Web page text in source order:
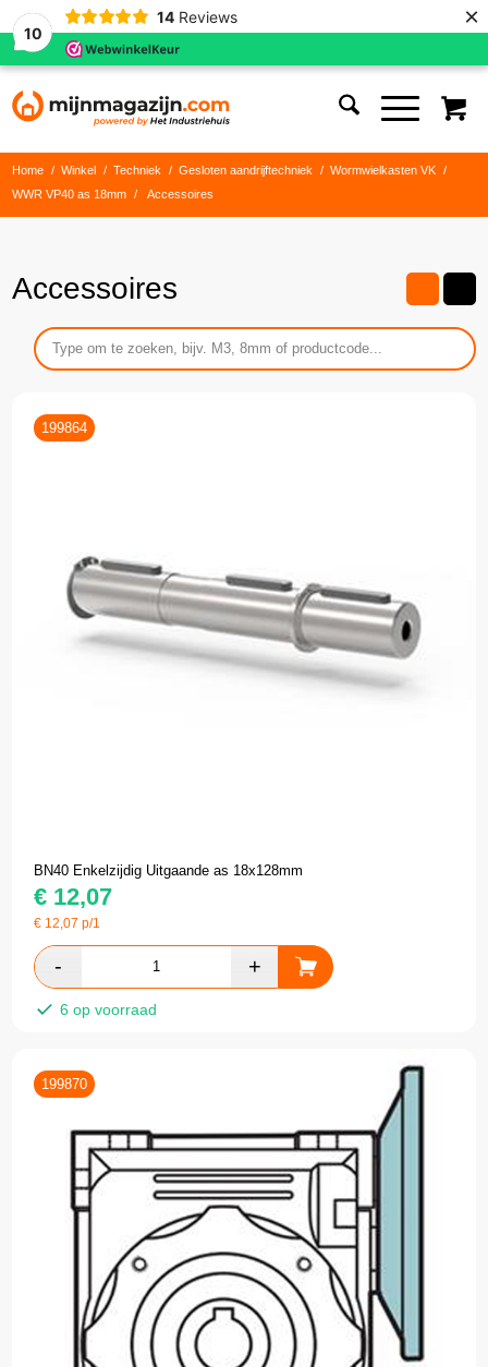
10
14 Reviews ×
Home / Winkel / Techniek / Gesloten aandrijftechniek / Wormwielkasten VK
/
WWR VP40 as 18mm
/ Accessoires
Accessoires
199864
BN40 Enkelzijdig Uitgaande as 18x128mm
€ 12,07
€ 12,07 p/1
6 op voorraad
199870